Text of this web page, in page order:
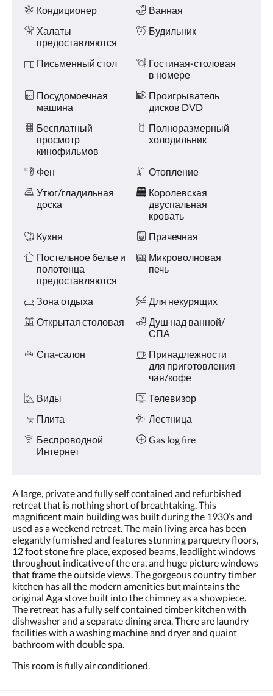
и услуги
Кондиционер
Ванная
Халаты
предоставляются
Будильник
Письменный стол
Гостиная-столовая
в номере
Посудомоечная
машина
Проигрыватель
дисков DVD
Бесплатный
просмотр
кинофильмов
Полноразмерный
холодильник
Фен
Отопление
Утюг/гладильная
доска
Королевская
двуспальная
кровать
Кухня
Прачечная
Постельное белье и
полотенца
предоставляются
Микроволновая
печь
Зона отдыха
Для некурящих
Открытая столовая
Душ над ванной/
СПА
Спа-салон
Принадлежности
для приготовления
чая/кофе
Виды
Телевизор
Плита
Лестница
Беспроводной
Интернет
Gas log fire
A large, private and fully self contained and refurbished
retreat that is nothing short of breathtaking. This
magnificent main building was built during the 1930’s and
used as a weekend retreat. The main living area has been
elegantly furnished and features stunning parquetry floors,
12 foot stone fire place, exposed beams, leadlight windows
throughout indicative of the era, and huge picture windows
that frame the outside views. The gorgeous country timber
kitchen has all the modern amenities but maintains the
original Aga stove built into the chimney as a showpiece.
The retreat has a fully self contained timber kitchen with
dishwasher and a separate dining area. There are laundry
facilities with a washing machine and dryer and quaint
bathroom with double spa.
This room is fully air conditioned.